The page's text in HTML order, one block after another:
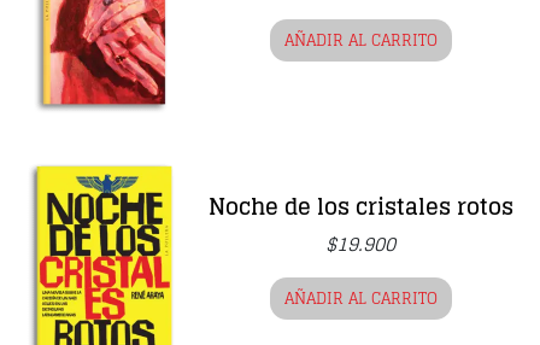
AÑADIR AL CARRITO
Noche de los cristales rotos
$19.900
AÑADIR AL CARRITO